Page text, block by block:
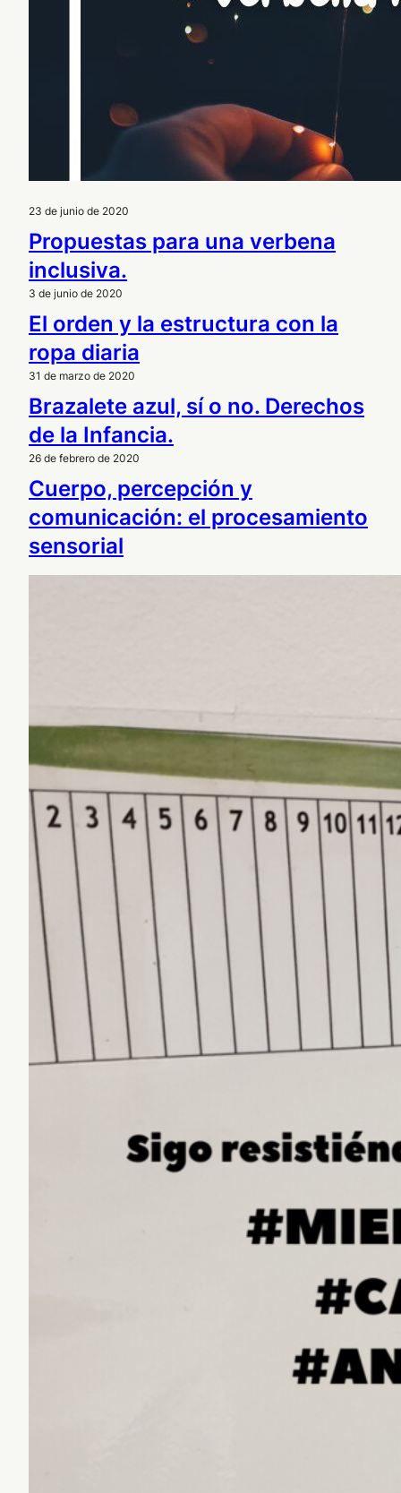
23 de junio de 2020
Propuestas para una verbena
inclusiva.
3 de junio de 2020
El orden y la estructura con la
ropa diaria
31 de marzo de 2020
Brazalete azul, sí o no. Derechos
de la Infancia.
26 de febrero de 2020
Cuerpo, percepción y
comunicación: el procesamiento
sensorial